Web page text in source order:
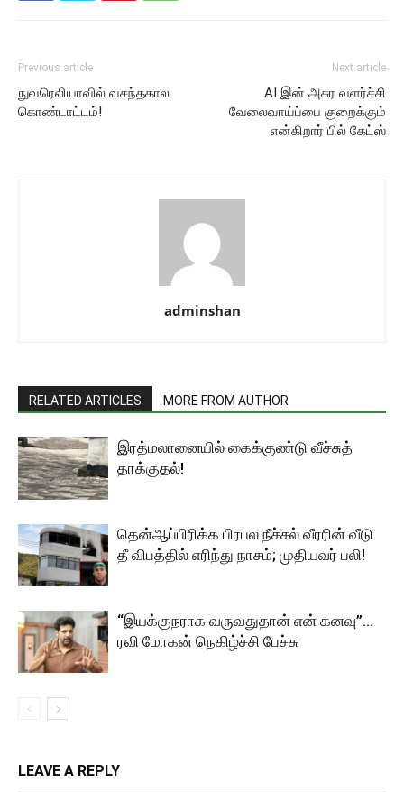
Previous article
நுவரெலியாவில் வசந்தகால
கொண்டாட்டம்!
Next article
AI இன் அசுர வளர்ச்சி
வேலைவாய்ப்பை குறைக்கும்
என்கிறார் பில் கேட்ஸ்
adminshan
RELATED ARTICLES MORE FROM AUTHOR
இரத்மலானையில் கைக்குண்டு வீச்சுத்
தாக்குதல்!
தென்ஆப்பிரிக்க பிரபல நீச்சல் வீரரின் வீடு
தீ விபத்தில் எரிந்து நாசம்; முதியவர் பலி!
“இயக்குநராக வருவதுதான் என் கனவு”…
ரவி மோகன் நெகிழ்ச்சி பேச்சு
LEAVE A REPLY